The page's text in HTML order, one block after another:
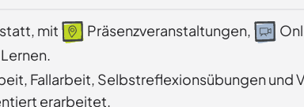
mit Präsenzveranstaltungen,
Fallarbeit, Selbstreflexionsübungen
erarbeitet.